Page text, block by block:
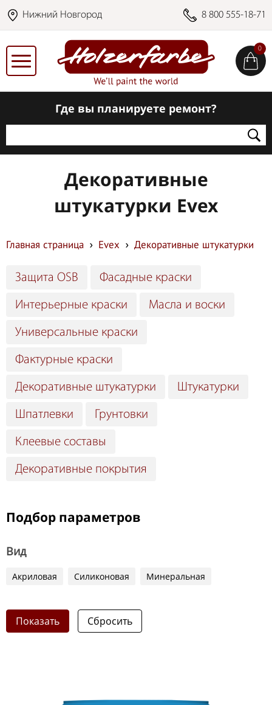
Нижний Новгород 8 800 555-18-71
0
Где вы планируете ремонт?
Декоративные
штукатурки Evex
Главная страница Evex Декоративные штукатурки
Защита OSB Фасадные краски
Интерьерные краски Масла и воски
Универсальные краски
Фактурные краски
Декоративные штукатурки Штукатурки
Шпатлевки Грунтовки
Клеевые составы
Декоративные покрытия
Подбор параметров
Вид
Акриловая Силиконовая Минеральная
Показать